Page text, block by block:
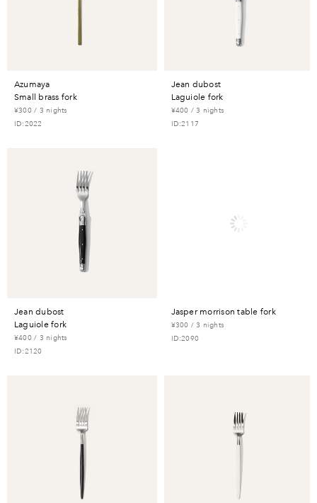
azumaya
small brass fork
¥300 / 3 nights
ID:2022
jean dubost
laguiole fork
¥400 / 3 nights
ID:2117
jean dubost
laguiole fork
¥400 / 3 nights
ID:2120
jasper morrison table fork
¥300 / 3 nights
ID:2090